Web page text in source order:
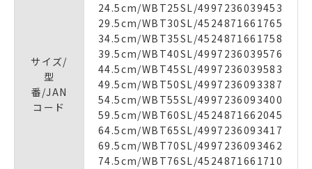
サイズ/
型
番/JAN
コード
24.5cm/WBT25SL/4997236039453
29.5cm/WBT30SL/4524871661765
34.5cm/WBT35SL/4524871661758
39.5cm/WBT40SL/4997236039576
44.5cm/WBT45SL/4997236039583
49.5cm/WBT50SL/4997236093387
54.5cm/WBT55SL/4997236093400
59.5cm/WBT60SL/4524871662045
64.5cm/WBT65SL/4997236093417
69.5cm/WBT70SL/4997236093462
74.5cm/WBT76SL/4524871661710